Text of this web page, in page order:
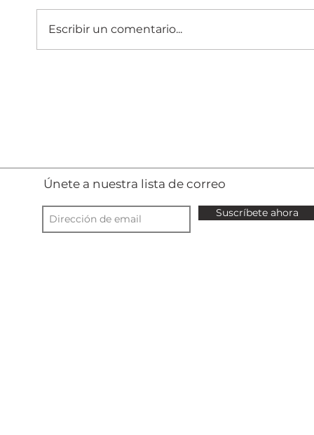
A l'aula de llum
Escribir un comentario...
Únete a nuestra lista de correo
Suscríbete ahora